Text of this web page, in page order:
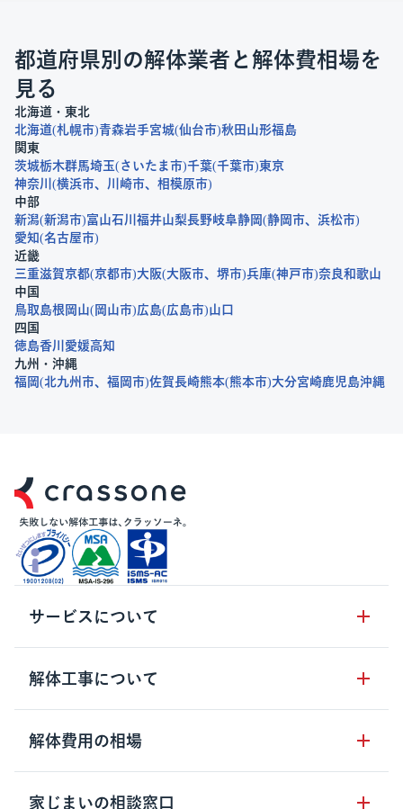
都道府県別の解体業者と解体費相場を
見る
北海道・東北
北海道 札幌市 青森岩手宮城 仙台市 秋田 山形福島
関東
茨城栃木群馬埼玉 さいたま市 千葉 千葉市 東京
神奈川
横浜市 川崎市
相模原市
中部
新潟 新潟市 富山石川 福井山梨長野岐阜静岡 静岡市
浜松市
愛知 名古屋市
近畿
三重滋賀京都 京都市 大阪 大阪市 堺市 兵庫 神戸市 奈良和歌山
中国
鳥取 島根 岡山 岡山市 広島 広島市 山口
四国
徳島香川 愛媛高知
九州・沖縄
福岡 北九州市 福岡市 佐賀長崎熊本 熊本市 大分宮崎鹿児島沖縄
サービスについて
サービスの流れ
サービスのメリット
クラッソーネの自治体連携
解体工事について
解体工事の基礎知識
解体工事に関わる法律
解体費用の相場
木造住宅の相場
家じまいの相談窓口